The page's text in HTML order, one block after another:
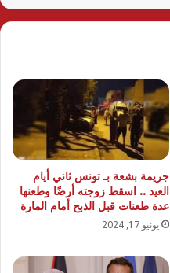
جريمة بشعة بـ تونس ثاني أيام
العيد .. اسقط زوجته أرضًا وطعنها
عدة طعنات قبل الذبح أمام المارة
يونيو 17, 2024